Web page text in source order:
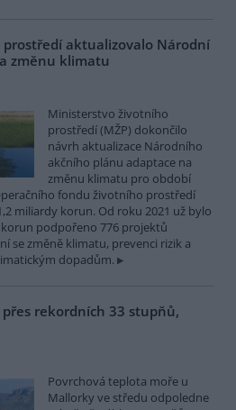
aktualizovalo Národní
změnu klimatu
Ministerstvo životního
prostředí (MŽP) dokončilo
návrh aktualizace Národního
akčního plánu adaptace na
změnu klimatu pro období
fondu životního prostředí
miliardy korun. Od roku 2021 už bylo
podpořeno 776 projektů
se změně klimatu, prevenci rizik a
dopadům.
rekordních 33 stupňů,
Povrchová teplota moře u
Mallorky ve středu odpoledne